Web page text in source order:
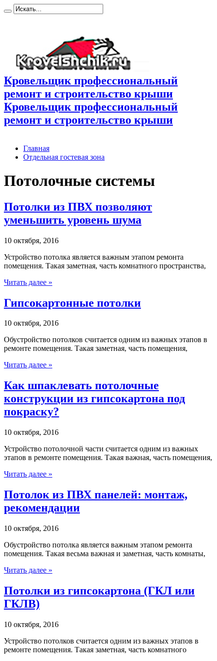
Кровельщик профессиональный
ремонт и строительство крыши
Кровельщик профессиональный
ремонт и строительство крыши
Главная
Отдельная гостевая зона
Потолочные системы
Потолки из ПВХ позволяют
уменьшить уровень шума
10 октября, 2016
Устройство потолка является важным этапом ремонта
помещения. Такая заметная, часть комнатного пространства,
Читать далее »
Гипсокартонные потолки
10 октября, 2016
Обустройство потолков считается одним из важных этапов в
ремонте помещения. Такая заметная, часть помещения,
Читать далее »
Как шпаклевать потолочные
конструкции из гипсокартона под
покраску?
10 октября, 2016
Устройство потолочной части считается одним из важных
этапов в ремонте помещения. Такая важная, часть помещения,
Читать далее »
Потолок из ПВХ панелей: монтаж,
рекомендации
10 октября, 2016
Обустройство потолка является важным этапом ремонта
помещения. Такая весьма важная и заметная, часть комнаты,
Читать далее »
Потолки из гипсокартона (ГКЛ или
ГКЛВ)
10 октября, 2016
Устройство потолков считается одним из важных этапов в
ремонте помещения. Такая заметная, часть комнатного